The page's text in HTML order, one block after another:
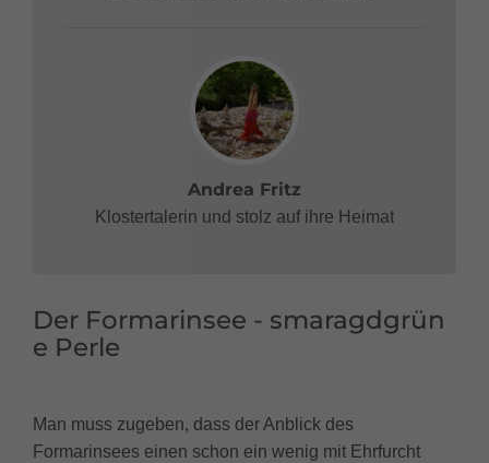
Andrea Fritz
Klostertalerin und stolz auf ihre Heimat
Der Formarinsee - smaragdgrün
e Perle
Man muss zugeben, dass der Anblick des
Formarinsees einen schon ein wenig mit Ehrfurcht